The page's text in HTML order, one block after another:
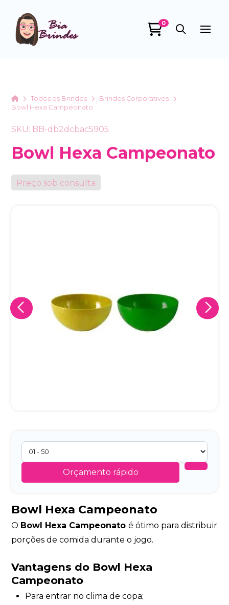
0
HomeTodos os Brindes
Brindes Corporativos
Bowl Hexa Campeonato
SKU: BB-db2dcbac5905
Bowl Hexa Campeonato
Preço sob consulta
Orçamento rápido
Bowl Hexa Campeonato
O Bowl Hexa Campeonatoé ótimo para distribuir
porções de comida durante o jogo.
Vantagens do Bowl Hexa
Campeonato
Para entrar no clima de copa;
+55
de marketing. Você pode alterar suas preferências a
qualquer momento.